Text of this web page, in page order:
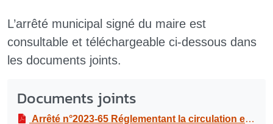
L’arrêté municipal signé du maire est
consultable et téléchargeable ci-dessous dans
les documents joints.
Documents joints
Arrêté n°2023-65 Réglementant la circulation et le stationnement pour des travaux de réfection de la voirie à route de Grand-Baie, du 16 janvier au 15 février 2023